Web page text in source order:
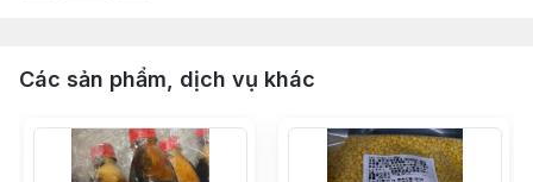
Các sản phẩm, dịch vụ khác